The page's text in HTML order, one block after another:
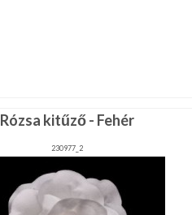
Rózsa kitűző - Fehér
230977_2